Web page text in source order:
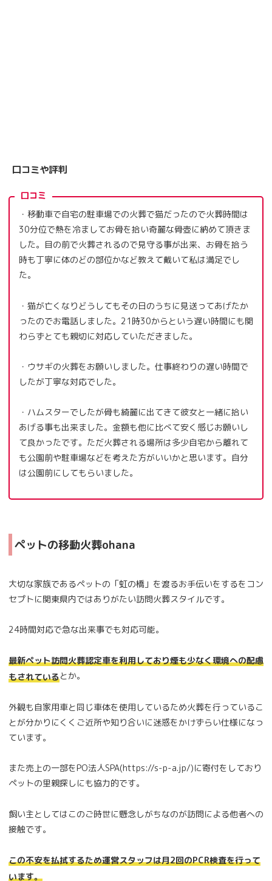
口コミや評判
口コミ
・移動車で自宅の駐車場での火葬で猫だったので火葬時間は
30分位で熱を冷ましてお骨を拾い奇麗な骨壺に納めて頂きま
した。目の前で火葬されるので見守る事が出来、お骨を拾う
時も丁寧に体のどの部位かなど教えて戴いて私は満足でし
た。
・猫が亡くなりどうしてもその日のうちに見送ってあげたか
ったのでお電話しました。21時30からという遅い時間にも関
わらずとても親切に対応していただきました。
・ウサギの火葬をお願いしました。仕事終わりの遅い時間で
したが丁寧な対応でした。
・ハムスターでしたが骨も綺麗に出てきて彼女と一緒に拾い
あげる事も出来ました。金額も他に比べて安く感じお願いし
て良かったです。ただ火葬される場所は多少自宅から離れて
も公園前や駐車場などを考えた方がいいかと思います。自分
は公園前にしてもらいました。
ペットの移動火葬ohana
大切な家族であるペットの「虹の橋」を渡るお手伝いをするをコン
セプトに関東県内ではありがたい訪問火葬スタイルです。
24時間対応で急な出来事でも対応可能。
最新ペット訪問火葬認定車を利用しており煙も少なく環境への配慮
もされているとか。
外観も自家用車と同じ車体を使用しているため火葬を行っているこ
とが分かりにくくご近所や知り合いに迷惑をかけずらい仕様になっ
ています。
また売上の一部をPO法人SPA(https://s-p-a.jp/)に寄付をしており
ペットの里親探しにも協力的です。
飼い主としてはこのご時世に懸念しがちなのが訪問による他者への
接触です。
この不安を払拭するため運営スタッフは月2回のPCR検査を行って
います。